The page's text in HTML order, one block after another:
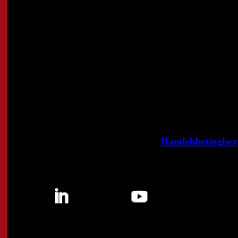
Handelsbetinglser